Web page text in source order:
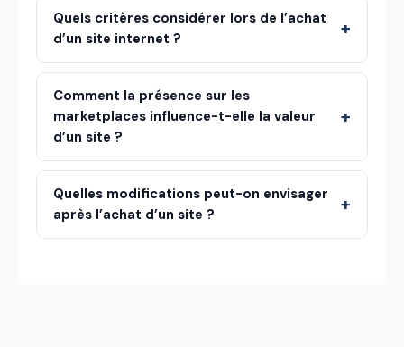
Quels critères considérer lors de l’achat
d’un site internet ?
Comment la présence sur les
marketplaces influence-t-elle la valeur
d’un site ?
Quelles modifications peut-on envisager
après l’achat d’un site ?